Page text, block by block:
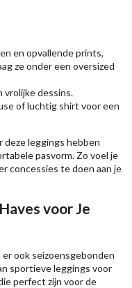
en opvallende prints,
ze onder een oversized
vrolijke dessins.
of luchtig shirt voor een
leggings hebben
pasvorm. Zo voel je
concessies te doen aan je
voor Je
ook seizoensgebonden
sportieve leggings voor
perfect zijn voor de